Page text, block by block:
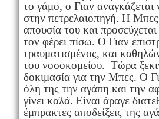
το γάμο, ο Γιαν αναγκάζεται
στην πετρελαιοπηγή. Η Μπες
απουσία του και
τον φέρει πίσω. Ο Γιαν
τραυματισμένος, και
του νοσοκομείου. Τώρα
δοκιμασία για την Μπες. Ο
όλη της την αγάπη και την
γίνει καλά. Είναι άραγε
έμπρακτες αποδείξεις της